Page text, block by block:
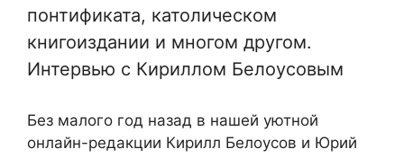
понтификата, католическом
книгоиздании и многом другом.
Интервью с Кириллом Белоусовым
Без малого год назад в нашей уютной
онлайн-редакции Кирилл Белоусов и Юрий